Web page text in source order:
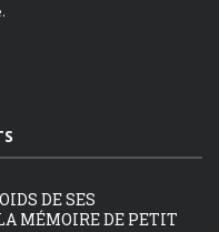
DE SES
MÉMOIRE DE PETIT